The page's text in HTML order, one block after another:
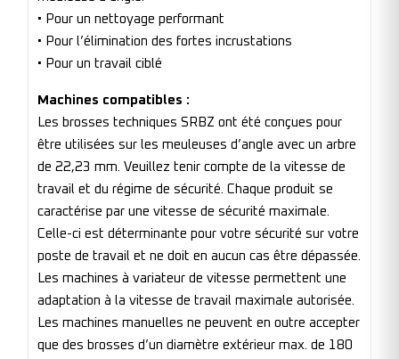
• Pour un nettoyage performant
• Pour l’élimination des fortes incrustations
• Pour un travail ciblé
Machines compatibles :
Les brosses techniques SRBZ ont été conçues pour
être utilisées sur les meuleuses d’angle avec un arbre
de 22,23 mm. Veuillez tenir compte de la vitesse de
travail et du régime de sécurité. Chaque produit se
caractérise par une vitesse de sécurité maximale.
Celle-ci est déterminante pour votre sécurité sur votre
poste de travail et ne doit en aucun cas être dépassée.
Les machines à variateur de vitesse permettent une
adaptation à la vitesse de travail maximale autorisée.
Les machines manuelles ne peuvent en outre accepter
que des brosses d’un diamètre extérieur max. de 180